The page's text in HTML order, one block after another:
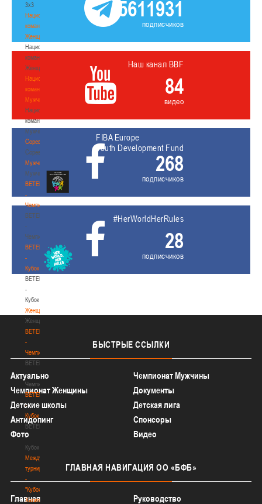
3х3
Национальная
команда.
Женщины
Национальная
команда.
Женщины
Национальная
команда.
Мужчины
Национальная
команда.
Мужчины
Соревнования
Соревнования
Мужчины
Мужчины
BETERA
-
Чемпионат
BETERA
-
Чемпионат
BETERA
-
Кубок
BETERA
-
Кубок
Женщины
Женщины
BETERA
-
Чемпионат
BETERA
-
Чемпионат
BETERA
-
Кубок
BETERA
-
Кубок
Международный
турнир
-
"Кубок
Халипского"
5611931
подписчиков
Наш канал BBF
84
видео
FIBA Europe
Youth Development Fund
268
подписчиков
#HerWorldHerRules
28
подписчиков
БЫСТРЫЕ ССЫЛКИ
Актуально
Чемпионат Мужчины
Чемпионат Женщины
Документы
Детские школы
Детская лига
Антидопинг
Спонсоры
Фото
Видео
ГЛАВНАЯ НАВИГАЦИЯ ОО «БФБ»
Главная
Руководство